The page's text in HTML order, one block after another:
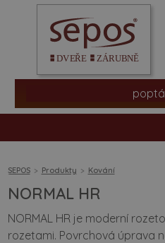
SEPOS Produkty Kování
NORMAL HR
NORMAL HR je moderní
rozetami. Povrchová úprava